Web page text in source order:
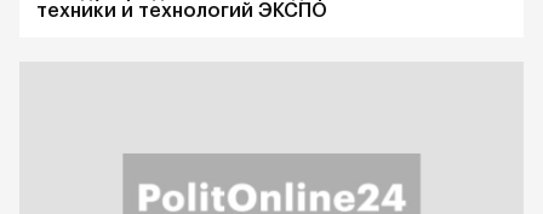
техники и технологий ЭКСПО